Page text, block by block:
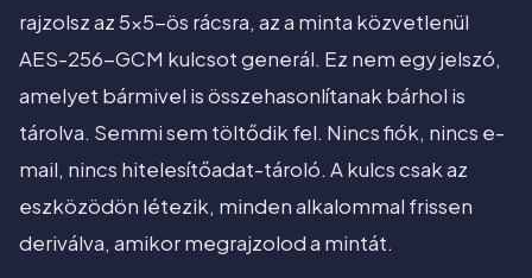
rajzolsz az 5x5-ös rácsra, az a minta közvetlenül
AES-256-GCM kulcsot generál. Ez nem egy jelszó,
amelyet bármivel is összehasonlítanak bárhol is
tárolva. Semmi sem töltődik fel. Nincs fiók, nincs e-
mail, nincs hitelesítőadat-tároló. A kulcs csak az
eszközödön létezik, minden alkalommal frissen
deriválva, amikor megrajzolod a mintát.